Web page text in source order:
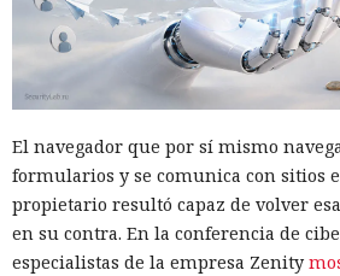
El navegador que por sí mismo
formularios y se comunica con sitios
propietario resultó capaz de volver
en su contra. En la conferencia de
especialistas de la empresa Zenity